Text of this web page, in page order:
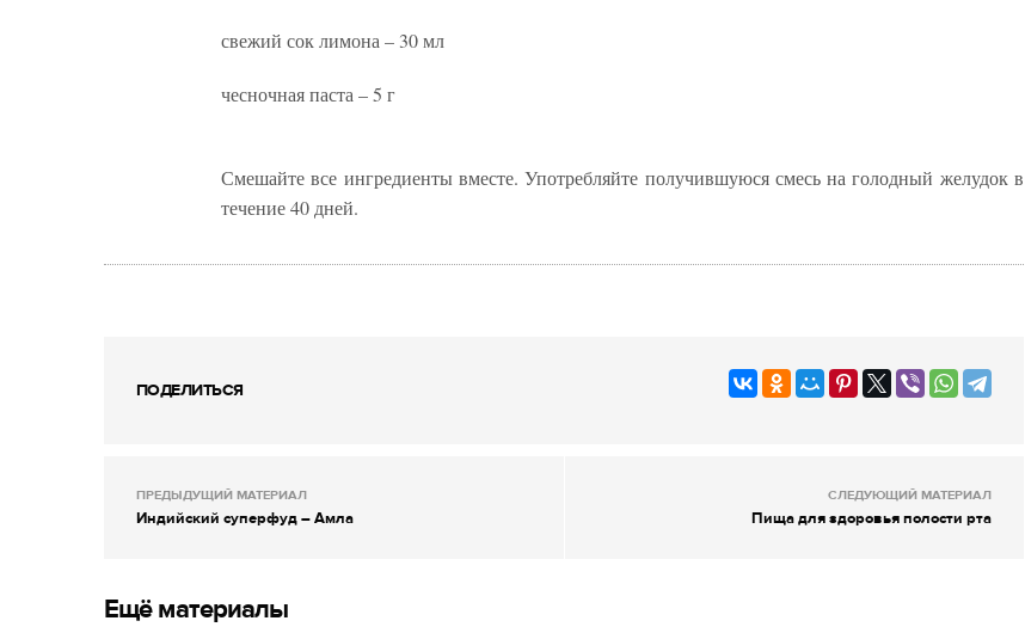
свежий сок лимона – 30 мл
чесночная паста – 5 г
Смешайте все ингредиенты вместе. Употребляйте получившуюся смесь на голодный желудок в
течение 40 дней.
ПОДЕЛИТЬСЯ
ПРЕДЫДУЩИЙ МАТЕРИАЛ
Индийский суперфуд – Амла
СЛЕДУЮЩИЙ МАТЕРИАЛ
Пища для здоровья полости рта
Ещё материалы